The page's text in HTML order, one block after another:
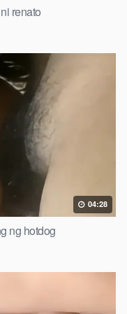
renato
04:28
ng hotdog